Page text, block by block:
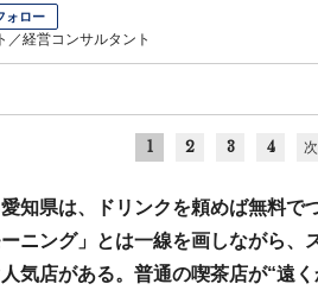
ォロー
／経営コンサルタント
1 2 3 4
知県は、ドリンクを頼めば無料で
ニング」とは一線を画しながら、
気店がある。普通の喫茶店が“遠